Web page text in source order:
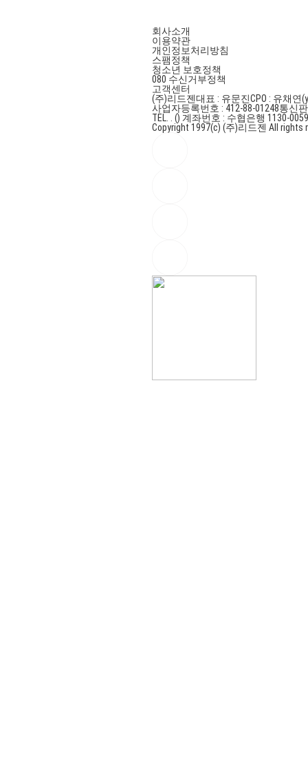
회사소개
이용약관
개인정보처리방침
스팸정책
청소년 보호정책
080 수신거부정책
고객센터
(주)리드젠대표 : 유문진CPO : 유채연
사업자등록번호 : 412-88-01248통신
TEL. . () 계좌번호 : 수협은행 1130-
Copyright 1997(c) (주)리드젠 All rights